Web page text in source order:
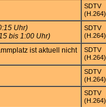
SDTV
(H.264)
Uhr)
bis 1:00 Uhr)
SDTV
(H.264)
ist aktuell nicht
SDTV
(H.264)
SDTV
(H.264)
SDTV
(H.264)